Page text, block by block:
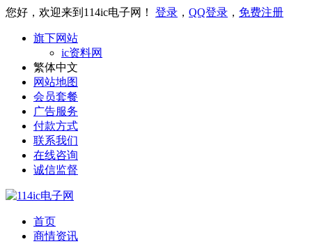
您好，欢迎来到114ic电子网！ 登录 ， QQ登录 ， 免费注册
旗下网站
ic资料网
繁体中文
网站地图
会员套餐
广告服务
付款方式
联系我们
在线咨询
诚信监督
首页
商情资讯